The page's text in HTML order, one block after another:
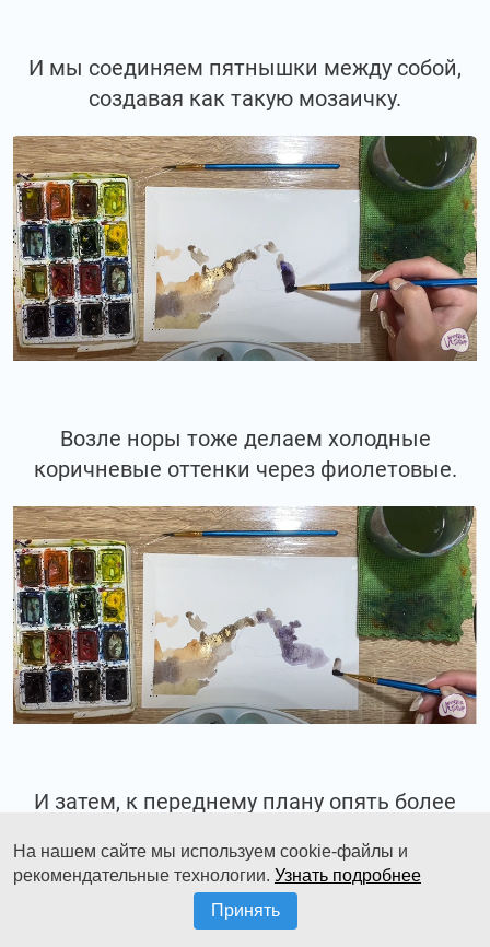
И мы соединяем пятнышки между собой,
создавая как такую мозаичку.
Возле норы тоже делаем холодные
коричневые оттенки через фиолетовые.
И затем, к переднему плану опять более
На нашем сайте мы используем cookie-файлы и
рекомендательные технологии. Узнать подробнее
Принять